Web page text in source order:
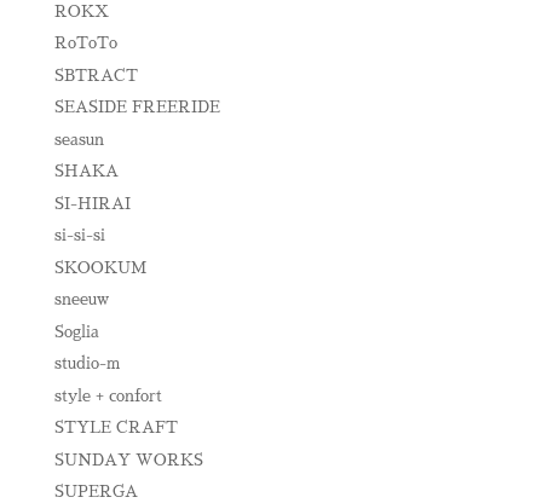
ROKX
RoToTo
SBTRACT
SEASIDE FREERIDE
seasun
SHAKA
SI-HIRAI
si-si-si
SKOOKUM
sneeuw
Soglia
studio-m
style + confort
STYLE CRAFT
SUNDAY WORKS
SUPERGA